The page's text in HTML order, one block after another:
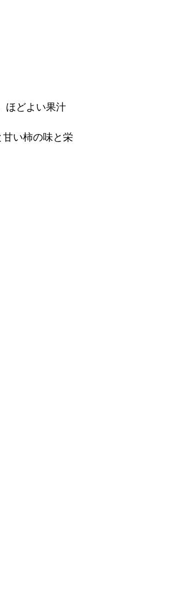
ほどよい果汁
い柿の味と栄